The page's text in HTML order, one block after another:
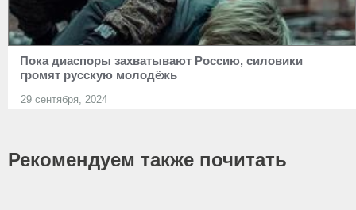
Пока диаспоры захватывают Россию, силовики
громят русскую молодёжь
29 сентября, 2024
Рекомендуем также почитать